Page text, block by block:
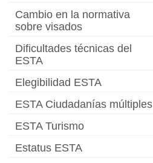
Cambio en la normativa
sobre visados
Dificultades técnicas del
ESTA
Elegibilidad ESTA
ESTA Ciudadanías múltiples
ESTA Turismo
Estatus ESTA